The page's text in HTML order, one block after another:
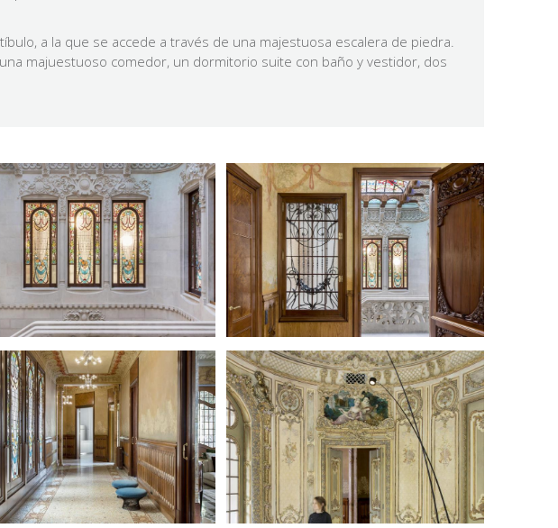
a la que se accede a través de una majestuosa escalera de piedra.
majuestuoso comedor, un dormitorio suite con baño y vestidor, dos